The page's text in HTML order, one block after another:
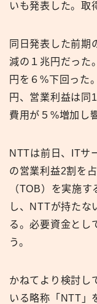
いも発表した。取
同日発表した前期
減の１兆円だった
円を６%下回った
円、営業利益は同
費用が５%増加し
NTTは前日、ITサ
の営業利益2割を
（TOB）を実施
し、NTTが持たな
る。必要資金とし
う。
かねてより検討し
いる略称「NTT」